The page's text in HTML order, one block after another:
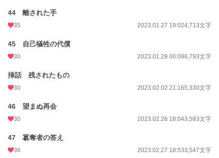
44 離された手
35 2023.01.27 19:024,713文字
45 自己犠牲の代償
30 2023.01.29 00:096,793文字
挿話 残されたもの
30 2023.02.02 21:165,330文字
46 望まぬ再会
30 2023.02.26 18:043,583文字
47 簒奪者の答え
36 2023.02.27 18:533,547文字